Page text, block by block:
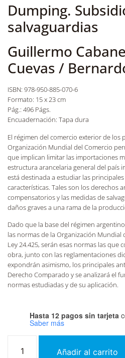
Dumping.
salvaguardias
Guillermo
Cuevas /
ISBN: 978-950-885-070-6
Formato: 15 x 23 cm
Pág.: 496 Págs.
Encuadernación: Tapa dura
El régimen del comercio exterior de los
Organización Mundial del Comercio
que implican limitar las importaciones
estructura arancelaria general del país
está destinada a estudiar las
características. Tales son los derechos
compensatorios y las medidas de
daños graves a una rama de la
Dado que la base del régimen
las normas de la Organización Mundial
Ley 24.425, serán esas normas las que
obra, junto con las reglamentaciones
expondrán asimismo, los principales
Derecho Comparado y se analizará el
normas estudiadas y de su aplicación.
Hasta 12 pagos sin tarjeta
Saber más
Añadir al carrito